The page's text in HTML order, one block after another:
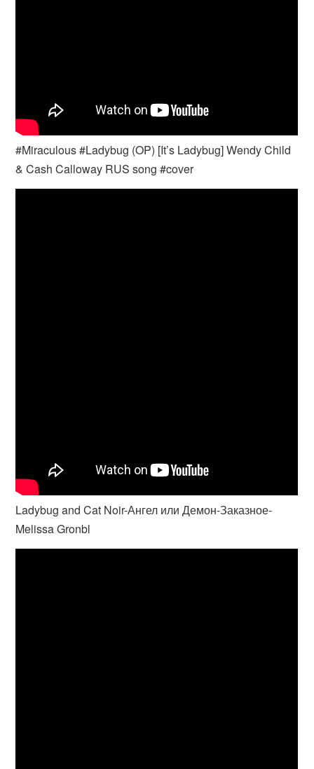
#Miraculous #Ladybug (OP) [It’s Ladybug] Wendy Child
& Cash Calloway RUS song #cover
Ladybug and Cat Noir-Ангел или Демон-Заказное-
Melissa Gronbl